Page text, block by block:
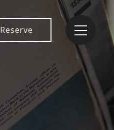
Reserve